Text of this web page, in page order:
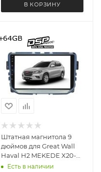
В КОРЗИНУ
Штатная магнитола 9
дюймов для Great Wall
Haval H2 MEKEDE X20-W
4343-6829 Android 13
Есть в наличии